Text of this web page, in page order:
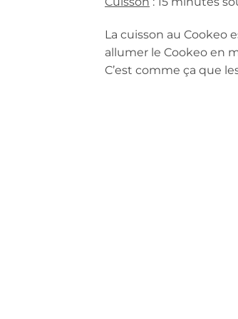
La cuisson au Cookeo
allumer le Cookeo en
C’est comme ça que